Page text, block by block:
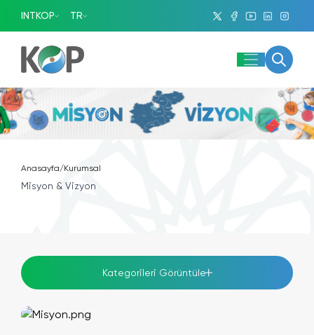
INTKOP TR
Anasayfa/Kurumsal
Misyon & Vizyon
Kategorileri Görüntüle